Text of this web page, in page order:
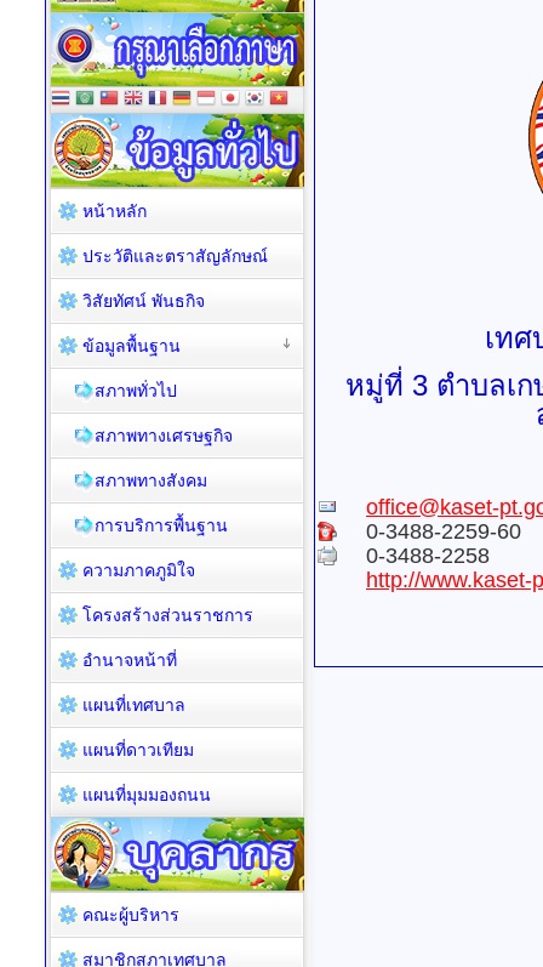
เท
หมู่ที่ 3 ตำบลเ
office@kaset-
0-3488-2259-60
0-3488-2258
http://www.kaset-
หน้าหลัก
ประวัติและตราสัญลักษณ์
วิสัยทัศน์ พันธกิจ
ข้อมูลพื้นฐาน
สภาพทั่วไป
สภาพทางเศรษฐกิจ
สภาพทางสังคม
การบริการพื้นฐาน
ความภาคภูมิใจ
โครงสร้างส่วนราชการ
อำนาจหน้าที่
แผนที่เทศบาล
แผนที่ดาวเทียม
แผนที่มุมมองถนน
คณะผู้บริหาร
สมาชิกสภาเทศบาล